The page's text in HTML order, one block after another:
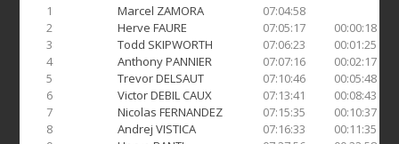
1 Marcel ZAMORA
07:04:58
2
Herve FAURE 07:05:17
00:00:18
3
Todd SKIPWORTH 07:06:23
00:01:25
4
Anthony PANNIER 07:07:16
00:02:17
5
Trevor DELSAUT 07:10:46
00:05:48
6
Victor DEBIL CAUX 07:13:41
00:08:43
7
Nicolas FERNANDEZ 07:15:35
00:10:37
8
Andrej VISTICA 07:16:33
00:11:35